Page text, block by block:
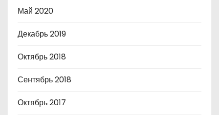
Май 2020
Декабрь 2019
Октябрь 2018
Сентябрь 2018
Октябрь 2017